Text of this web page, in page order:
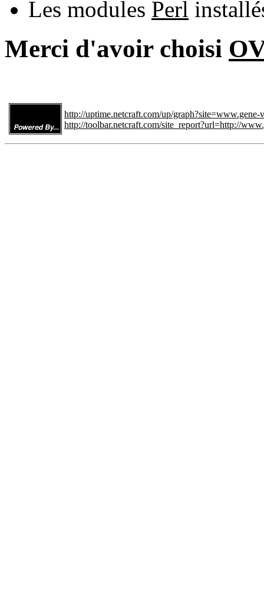
Les modules Perl
Merci d'avoir choisi
http://uptime.netcraft.com/up/graph?site=www.gene-
http://toolbar.netcraft.com/site_report?url=http://